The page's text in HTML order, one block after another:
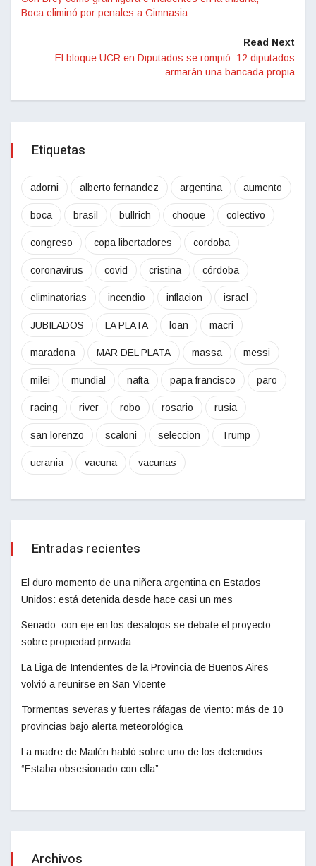
Boca eliminó por penales a Gimnasia
Read Next
El bloque UCR en Diputados se rompió: 12 diputados
armarán una bancada propia
Etiquetas
adorni alberto fernandez argentina aumento
boca brasil bullrich choque colectivo
congreso copa libertadores cordoba
coronavirus covid cristina córdoba
eliminatorias incendio inflacion israel
JUBILADOS LA PLATA loan macri
maradona MAR DEL PLATA massa messi
milei mundial nafta papa francisco paro
racing river robo rosario rusia
san lorenzo scaloni seleccion Trump
ucrania vacuna vacunas
Entradas recientes
El duro momento de una niñera argentina en Estados
Unidos: está detenida desde hace casi un mes
Senado: con eje en los desalojos se debate el proyecto
sobre propiedad privada
La Liga de Intendentes de la Provincia de Buenos Aires
volvió a reunirse en San Vicente
Tormentas severas y fuertes ráfagas de viento: más de 10
provincias bajo alerta meteorológica
La madre de Mailén habló sobre uno de los detenidos:
“Estaba obsesionado con ella”
Archivos